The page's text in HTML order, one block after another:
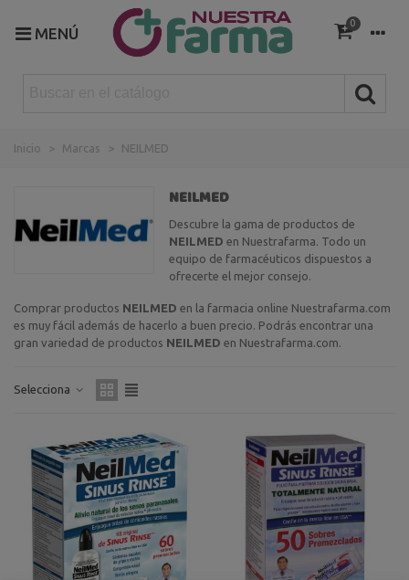
MENÚ
0
Inicio > Marcas > NEILMED
NEILMED
Descubre la gama de productos de
NEILMED en Nuestrafarma. Todo un
equipo de farmacéuticos dispuestos a
ofrecerte el mejor consejo.
Comprar productos NEILMED en la farmacia online Nuestrafarma.com
es muy fácil además de hacerlo a buen precio. Podrás encontrar una
gran variedad de productos NEILMED en Nuestrafarma.com.
Selecciona